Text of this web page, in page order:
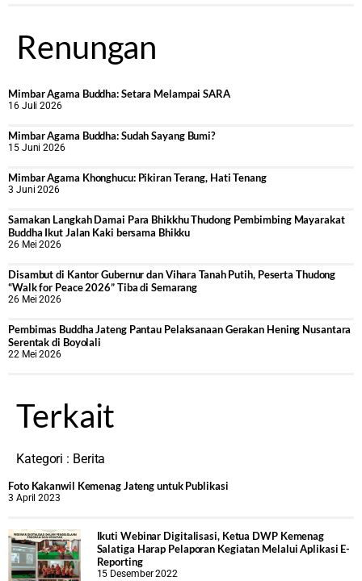
Renungan
Mimbar Agama Buddha: Setara Melampai SARA
16 Juli 2026
Mimbar Agama Buddha: Sudah Sayang Bumi?
15 Juni 2026
Mimbar Agama Khonghucu: Pikiran Terang, Hati Tenang
3 Juni 2026
Samakan Langkah Damai Para Bhikkhu Thudong Pembimbing Mayarakat
Buddha Ikut Jalan Kaki bersama Bhikku
26 Mei 2026
Disambut di Kantor Gubernur dan Vihara Tanah Putih, Peserta Thudong
“Walk for Peace 2026” Tiba di Semarang
26 Mei 2026
‎Pembimas Buddha Jateng Pantau Pelaksanaan Gerakan Hening Nusantara
Serentak di Boyolali
22 Mei 2026
Terkait
Kategori : Berita
Foto Kakanwil Kemenag Jateng untuk Publikasi
3 April 2023
Ikuti Webinar Digitalisasi, Ketua DWP Kemenag
Salatiga Harap Pelaporan Kegiatan Melalui Aplikasi E-
Reporting
15 Desember 2022